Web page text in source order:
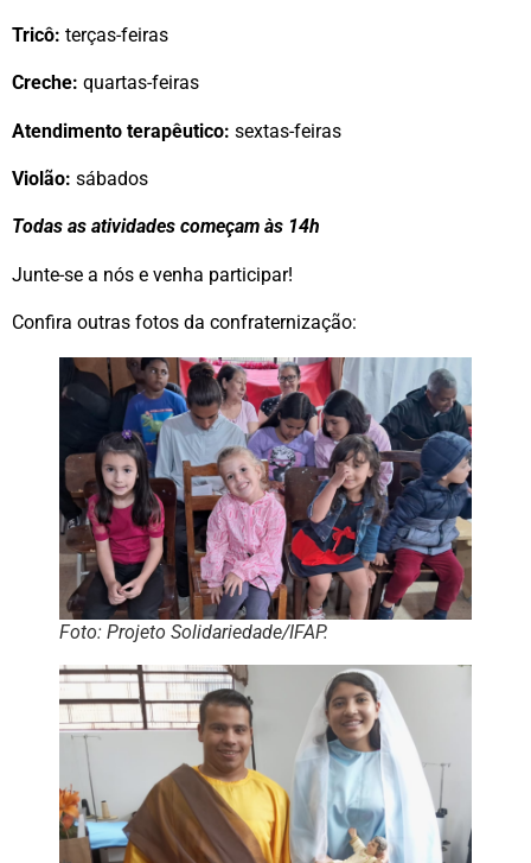
Tricô: terças-feiras
Creche: quartas-feiras
Atendimento terapêutico: sextas-feiras
Violão: sábados
Todas as atividades começam às 14h
Junte-se a nós e venha participar!
Confira outras fotos da confraternização:
Foto: Projeto Solidariedade/IFAP.